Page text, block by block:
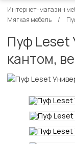
Интернет-магазин
Мягкая мебель
Пуф Leset
кантом,